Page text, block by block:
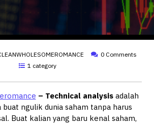
0 Comments
1 category
– Technical analysisadalah
buat ngulik dunia saham tanpa harus
Buat kalian yang baru kenal saham,